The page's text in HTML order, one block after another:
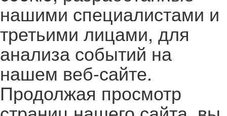
нашими специалистами и
третьими лицами, для
анализа событий на
нашем веб-сайте.
Продолжая просмотр